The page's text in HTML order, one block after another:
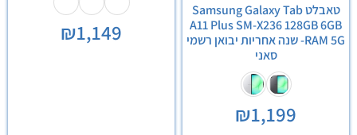
טאבלט Samsung Galaxy Tab
A11 Plus SM-X236 128GB 6GB
RAM 5G- שנה אחריות יבואן רשמי
סאני
₪1,199
₪1,149